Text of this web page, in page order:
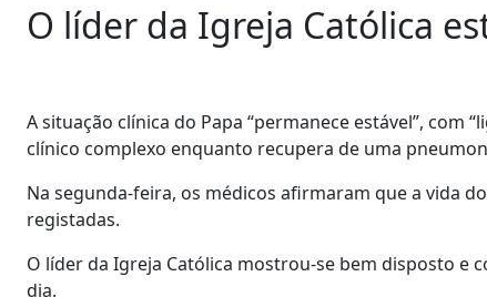
O líder da Igreja Católica
A situação clínica do Papa “permanece estável”, com
clínico complexo enquanto recupera de uma
Na segunda-feira, os médicos afirmaram que a vida
registadas.
O líder da Igreja Católica mostrou-se bem disposto e
dia.